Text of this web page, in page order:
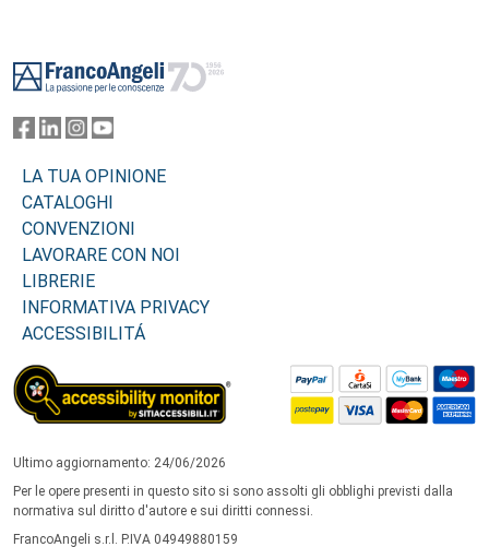
LA TUA OPINIONE
CATALOGHI
CONVENZIONI
LAVORARE CON NOI
LIBRERIE
INFORMATIVA PRIVACY
ACCESSIBILITÁ
Ultimo aggiornamento: 24/06/2026
Per le opere presenti in questo sito si sono assolti gli obblighi previsti dalla
normativa sul diritto d'autore e sui diritti connessi.
FrancoAngeli s.r.l. P.IVA 04949880159